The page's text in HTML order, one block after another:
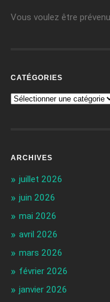
Vous voulez être
CATÉGORIES
ARCHIVES
juillet 2026
juin 2026
mai 2026
avril 2026
mars 2026
février 2026
janvier 2026